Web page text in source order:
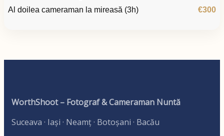
Al doilea cameraman la mireasă (3h)
€300
WorthShoot – Fotograf & Cameraman Nuntă
Suceava · Iași · Neamț · Botoșani · Bacău